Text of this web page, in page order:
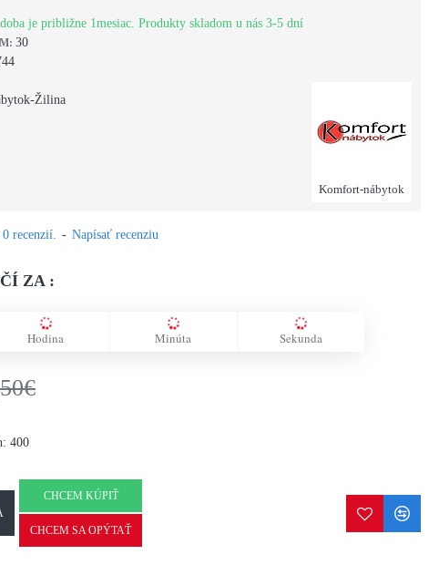
je približne 1mesiac. Produkty skladom u nás 3-5 dní
30
Žilina
Komfort-nábytok
0 recenzií. - Napísať recenziu
ZA :
Hodina Minúta Sekunda
400
CHCEM KÚPIŤ
CHCEM SA OPÝTAŤ